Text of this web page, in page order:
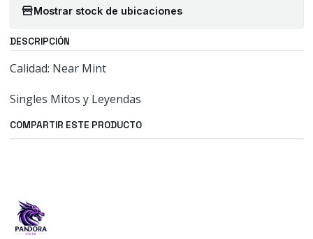
Mostrar stock de ubicaciones
DESCRIPCIÓN
Calidad: Near Mint
Singles Mitos y Leyendas
COMPARTIR ESTE PRODUCTO